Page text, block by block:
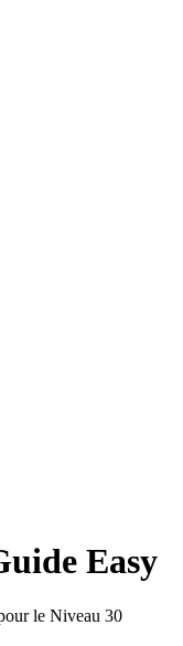
Easy
le Niveau 30